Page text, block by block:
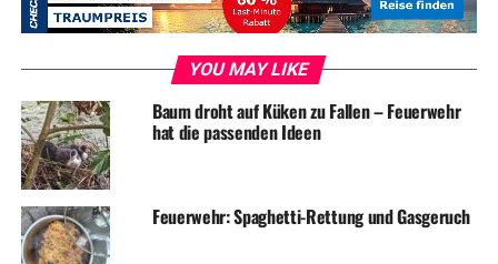
ADVERTISEMENT
RELATED TOPICS: BLAULICHT FEUERWEHR NEWS
UP NEXT
Feuerwehr: Brennende Silageballen sorgen für nächtlichen
Einsatz
DON'T MISS
Seniorin nach Unfall schwer verletzt
YOU MAY LIKE
Baum droht auf Küken zu Fallen – Feuerwehr
hat die passenden Ideen
Feuerwehr: Spaghetti-Rettung und Gasgeruch